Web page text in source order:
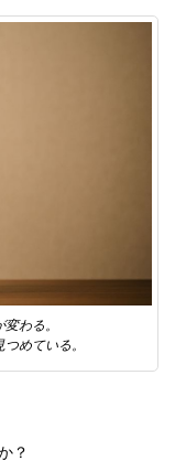
わる。
めている。
？